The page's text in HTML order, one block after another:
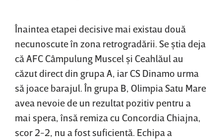
Înaintea etapei decisive mai existau două
necunoscute în zona retrogradării. Se ştia deja
că AFC Câmpulung Muscel şi Ceahlăul au
căzut direct din grupa A, iar CS Dinamo urma
să joace barajul. În grupa B, Olimpia Satu Mare
avea nevoie de un rezultat pozitiv pentru a
mai spera, însă remiza cu Concordia Chiajna,
scor 2-2, nu a fost suficientă. Echipa a